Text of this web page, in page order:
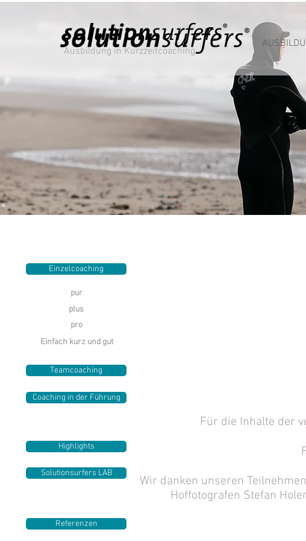
Ausbildung in Kurzzeitcoaching
Für die Inhalte der
Wir danken unseren
Hoffotografen Stefan
Einzelcoaching
pur
plus
pro
Einfach kurz und gut
Teamcoaching
Coaching in der Führung
Highlights
Solutionsurfers LAB
Referenzen